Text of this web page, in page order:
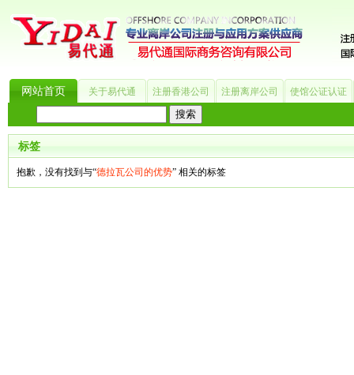
网站首页 关于易代通 注册香港公司 注册离岸公司 使馆公证认证
热门搜索：_? 美国公司 BVI公司 英国公司 银行开户 香港公司 商标注册
标签
抱歉，没有找到与“德拉瓦公司的优势” 相关的标签